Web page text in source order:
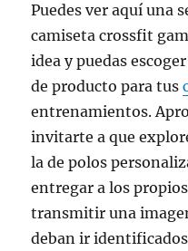
Puedes ver aquí una
camiseta crossfit
idea y puedas
de producto para tus
entrenamientos.
invitarte a que
la de polos
entregar a los
transmitir una
deban ir